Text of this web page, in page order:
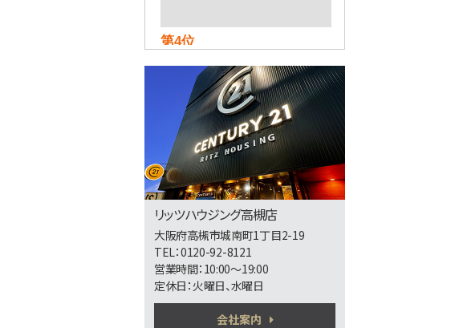
第4位
3ＬＤＫ
東海道本線 京都駅 バス8
分 二中前下車 バス停 徒
歩5分
第5位
2,380万円
3ＬＤＫ
東海道本線 摂津富田駅
バス27分 今城塚古墳前下
車 バス停 徒歩1分
第6位
3,998万円
リッツハウジング高槻店
大阪府高槻市城南町1丁目2-19
TEL：0120-92-8121
営業時間：10:00～19:00
定休日：火曜日、水曜日
会社案内